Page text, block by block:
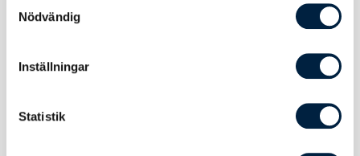
Nödvändig
Inställningar
Statistik
Användning, Skötselråd & Hållbarhet